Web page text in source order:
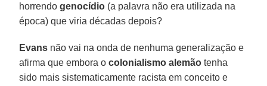
horrendogenocídio (a palavra não era utilizada na
época) que viria décadas depois?
Evans não vai na onda de nenhuma generalização e
afirma que embora ocolonialismo alemão tenha
sido mais sistematicamente racista em conceito e